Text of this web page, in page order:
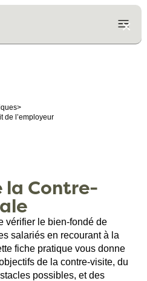
>
de l’employeur
la Contre-
vérifier le bien-fondé de
salariés en recourant à la
fiche pratique vous donne
de la contre-visite, du
possibles, et des